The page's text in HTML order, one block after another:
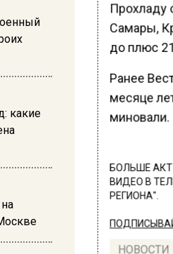
какие
Прохладу
Самары,
до плюс
Ранее
месяце
миновали.
БОЛЬШЕ
ВИДЕО В
РЕГИОНА".
НОВОСТИ